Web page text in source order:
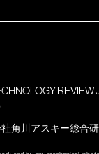
REVIEW
角川アスキー総合